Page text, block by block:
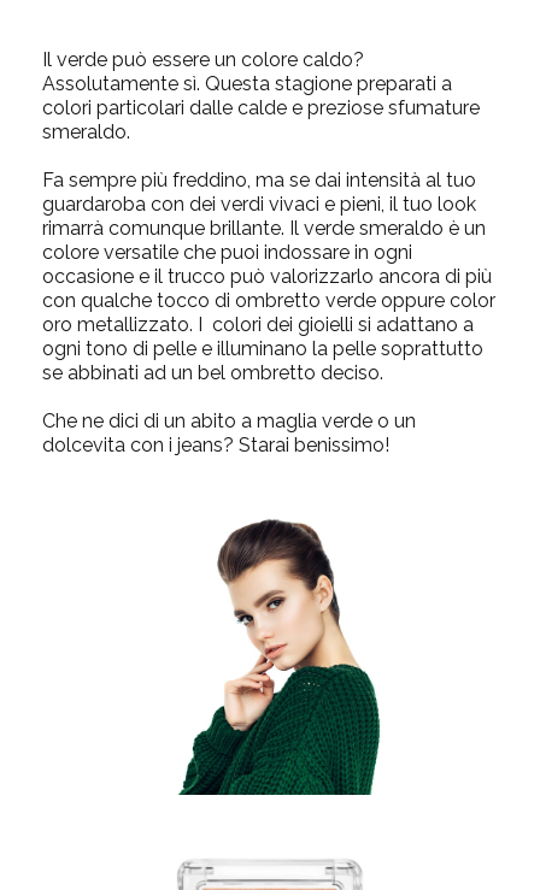
Il verde può essere un colore caldo?
Assolutamente sì. Questa stagione preparati a
colori particolari dalle calde e preziose sfumature
smeraldo.
Fa sempre più freddino, ma se dai intensità al tuo
guardaroba con dei verdi vivaci e pieni, il tuo look
rimarrà comunque brillante. Il verde smeraldo è un
colore versatile che puoi indossare in ogni
occasione e il trucco può valorizzarlo ancora di più
con qualche tocco di ombretto verde oppure color
oro metallizzato. I colori dei gioielli si adattano a
ogni tono di pelle e illuminano la pelle soprattutto
se abbinati ad un bel ombretto deciso.
Che ne dici di un abito a maglia verde o un
dolcevita con i jeans? Starai benissimo!